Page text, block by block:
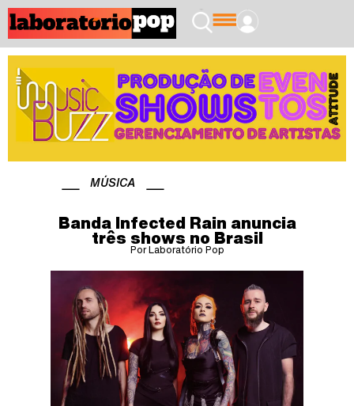
MÚSICA
Banda Infected Rain anuncia
três shows no Brasil
Por Laboratório Pop